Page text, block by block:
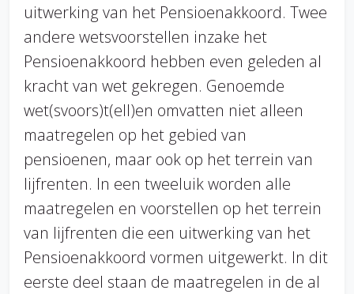
uitwerking van het Pensioenakkoord. Twee
andere wetsvoorstellen inzake het
Pensioenakkoord hebben even geleden al
kracht van wet gekregen. Genoemde
wet(svoors)t(ell)en omvatten niet alleen
maatregelen op het gebied van
pensioenen, maar ook op het terrein van
lijfrenten. In een tweeluik worden alle
maatregelen en voorstellen op het terrein
van lijfrenten die een uitwerking van het
Pensioenakkoord vormen uitgewerkt. In dit
eerste deel staan de maatregelen in de al